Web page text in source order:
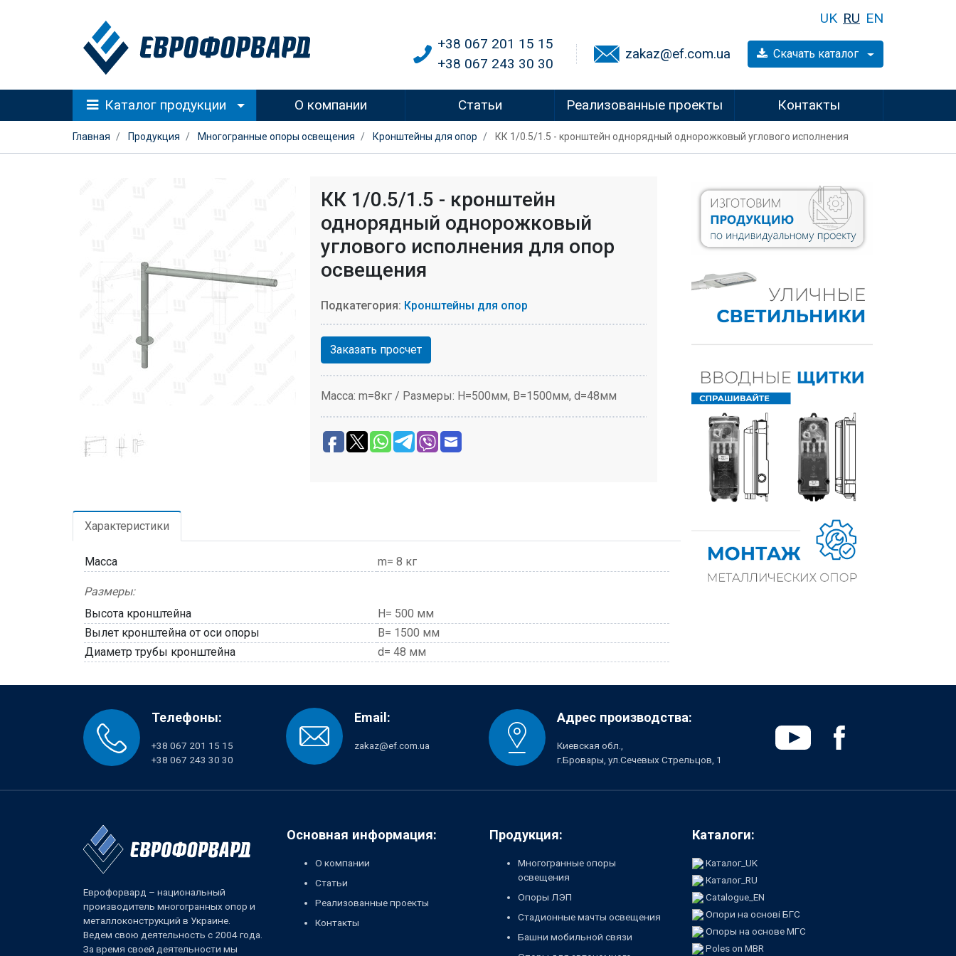
UK RU EN
+38 067 201 15 15
+38 067 243 30 30
zakaz@ef.com.ua Скачать каталог
Каталог продукции О компании Статьи Реализованные проекты Контакты
Главная Продукция Многогранные опоры освещения Кронштейны для опор КК 1/0.5/1.5 - кронштейн однорядный однорожковый углового исполнения
КК 1/0.5/1.5 - кронштейн
однорядный однорожковый
углового исполнения для опор
освещения
Подкатегория: Кронштейны для опор
Заказать просчет
Масса: m=8кг / Размеры: H=500мм, В=1500мм, d=48мм
Характеристики
Масса m= 8 кг
Размеры:
Высота кронштейна
H= 500 мм
Вылет кронштейна от оси опоры
В= 1500 мм
Диаметр трубы кронштейна
d= 48 мм
Телефоны:
+38 067 201 15 15
+38 067 243 30 30
Email:
zakaz@ef.com.ua
Адрес производства:
Киевская обл.,
г.Бровары, ул.Сечевых Стрельцов, 1
Еврофорвард – национальный
производитель многогранных опор и
металлоконструкций в Украине.
Ведем свою деятельность с 2004 года.
За время своей деятельности мы
Основная информация:
О компании
Статьи
Реализованные проекты
Контакты
Продукция:
Многогранные опоры
освещения
Опоры ЛЭП
Стадионные мачты освещения
Башни мобильной связи
Каталоги:
Каталог_UK
Каталог_RU
Catalogue_EN
Опори на основі БГС
Опоры на основе МГС
Poles on MBR